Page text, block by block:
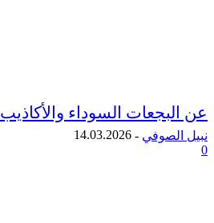
السوداء والأكاذيب البيضاء
-
14.03.2026